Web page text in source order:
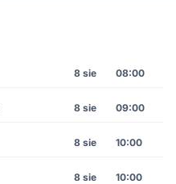
8 sie 08:00
8 sie 09:00
8 sie 10:00
8 sie 10:00